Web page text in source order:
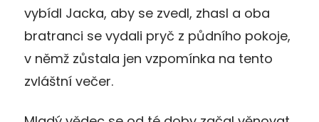
vybídl Jacka, aby se zvedl, zhasl a oba
bratranci se vydali pryč z půdního pokoje,
v němž zůstala jen vzpomínka na tento
zvláštní večer.